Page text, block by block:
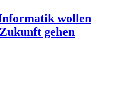
wollen
gehen